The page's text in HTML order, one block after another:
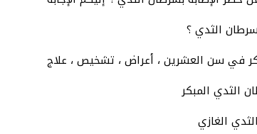
الثدي ؟
في سن العشرين ، أعراض ، تشخيص ، علاج
المبكر
الغازي